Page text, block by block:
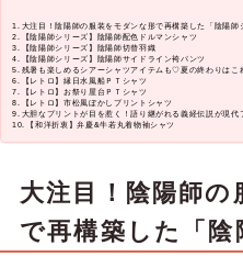
大注目！陰陽師の服装をモダンな形で再構築した「陰陽師
【陰陽師シリーズ】陰陽師配色ドルマンシャツ
【陰陽師シリーズ】陰陽師切替羽織
【陰陽師シリーズ】陰陽師サイドライン袴パンツ
残暑も楽しめるシアーシャツアイテムも♡夏の終わりはこ
【レトロ】縁日水風船ＰＴシャツ
【レトロ】お祭り屋台ＰＴシャツ
【レトロ】市松風ぼかしプリントシャツ
大胆なプリントが目を惹く！語り継がれる義経伝説が現代
【和洋折衷】弁慶&牛若丸着物袖シャツ
大注目！陰陽師
で再構築した「陰